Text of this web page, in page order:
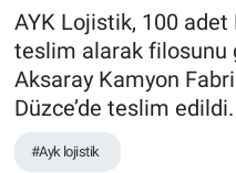
AYK Lojistik, 100
teslim alarak filosunu
Aksaray Kamyon
Düzce’de teslim edildi.
#Ayk lojistik